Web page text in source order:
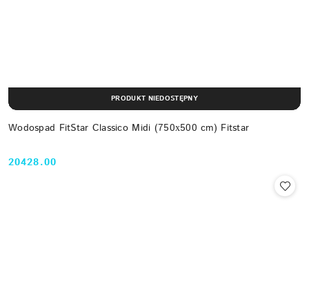
Wodospad FitStar Classico Midi (750х500 cm) Fitstar
Cena:
20428.00
PRODUKT NIEDOSTĘPNY